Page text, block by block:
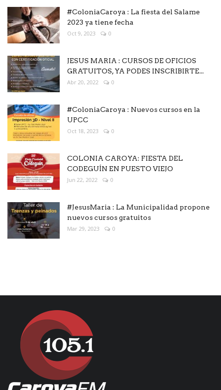
#ColoniaCaroya : La fiesta del Salame
2023 ya tiene fecha
Oct 9, 2023 0
JESUS MARIA : CURSOS DE OFICIOS
GRATUITOS, YA PODES INSCRIBIRTE...
Abr 20, 2022 0
#ColoniaCaroya : Nuevos cursos en la
UPCC
Oct 18, 2023 0
COLONIA CAROYA: FIESTA DEL
CODEGUÍN EN PUESTO VIEJO
Jun 22, 2022 0
#JesusMaria : La Municipalidad propone
nuevos cursos gratuitos
Mar 29, 2023 0